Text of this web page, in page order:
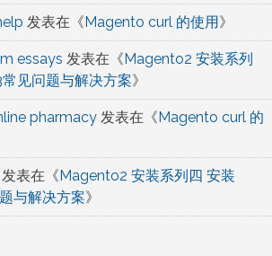
发表在《Magento curl 的使用》
essays 发表在《Magento2 安装系列
见问题与解决方案》
pharmacy 发表在《Magento curl 的
发表在《Magento2 安装系列四 安装
与解决方案》